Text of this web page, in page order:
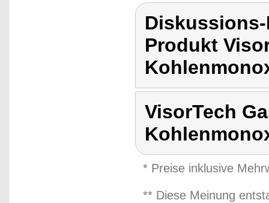
Produkt
VisorTech
* Preise inklusive
** Diese Meinung